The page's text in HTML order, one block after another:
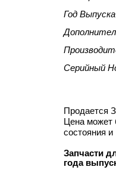
Год Выпуска
Серийный
Продается
Цена может
состояния
Запчасти
года